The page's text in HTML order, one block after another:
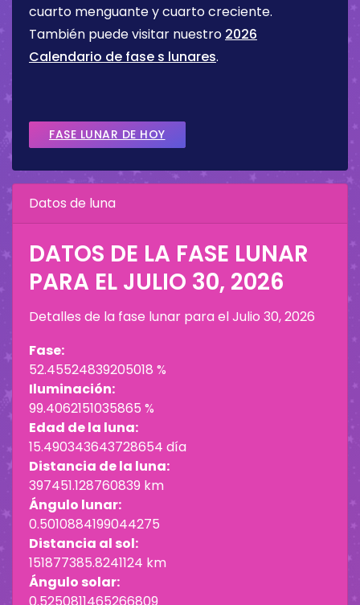
cuarto menguante y cuarto creciente.
También puede visitar nuestro 2026
Calendario de fase s lunares.
FASE LUNAR DE HOY
Datos de luna
DATOS DE LA FASE LUNAR
PARA EL JULIO 30, 2026
Detalles de la fase lunar para elJulio 30, 2026
Fase:
52.45524839205018 %
Iluminación:
99.4062151035865 %
Edad de la luna:
15.490343643728654 día
Distancia de la luna:
397451.128760839 km
Ángulo lunar:
0.5010884199044275
Distancia al sol:
151877385.8241124 km
Ángulo solar: